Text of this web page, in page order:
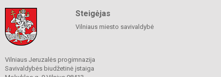
Steigėjas
Vilniaus miesto savivaldybė
Vilniaus Jeruzalės progimnazija
Savivaldybės biudžetinė įstaiga